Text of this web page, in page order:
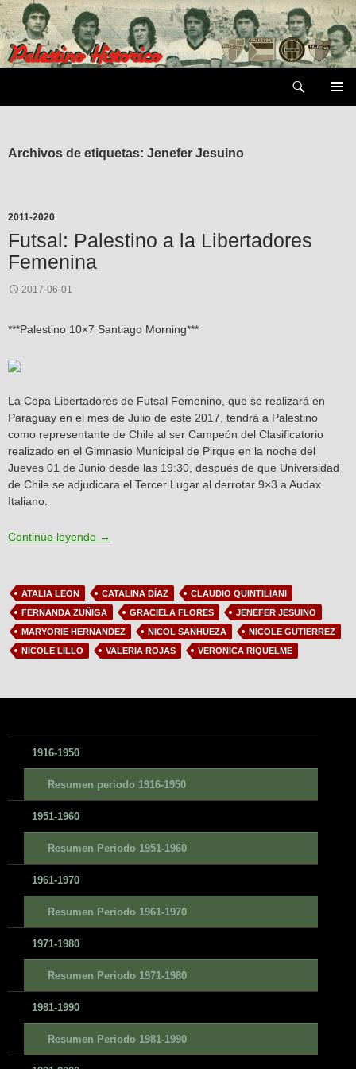
Saltar
al
contenido
Archivos de etiquetas: Jenefer Jesuino
2011-2020
Futsal: Palestino a la Libertadores
Femenina
2017-06-01
***Palestino 10×7 Santiago Morning***
La Copa Libertadores de Futsal Femenino, que se realizará en
Paraguay en el mes de Julio de este 2017, tendrá a Palestino
como representante de Chile al ser Campeón del Clasificatorio
realizado en el Gimnasio Municipal de Pirque en la noche del
Jueves 01 de Junio desde las 19:30, después de que Universidad
de Chile se adjudicara el Tercer Lugar al derrotar 9×3 a Audax
Italiano.
Continúe leyendo Futsal: Palestino a la Libertadores Femenina
→
ATALIA LEON CATALINA DÍAZ
CLAUDIO QUINTILIANI
FERNANDA ZUÑIGA
GRACIELA FLORES
JENEFER JESUINO
MARYORIE HERNANDEZ
NICOL SANHUEZA
NICOLE GUTIERREZ
NICOLE LILLO
VALERIA ROJAS VERONICA RIQUELME
1916-1950
Resumen periodo 1916-1950
1951-1960
Resumen Periodo 1951-1960
1961-1970
Resumen Periodo 1961-1970
1971-1980
Resumen Periodo 1971-1980
1981-1990
Resumen Periodo 1981-1990